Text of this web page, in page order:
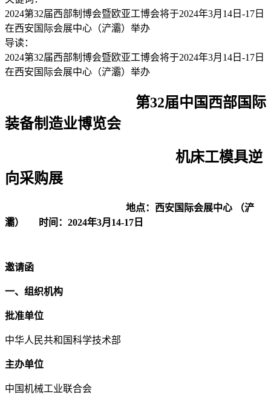
2024第32届西部制博会暨欧亚工博会将于2024年3月14日-17日
在西安国际会展中心（浐灞）举办
导读：
2024第32届西部制博会暨欧亚工博会将于2024年3月14日-17日
在西安国际会展中心（浐灞）举办
第32届中国西部国际
装备制造业博览会
机床工模具逆
向采购展
地点：西安国际会展中心 （浐
灞） 时间：2024年3月14-17日
邀请函
一、组织机构
批准单位
中华人民共和国科学技术部
主办单位
中国机械工业联合会